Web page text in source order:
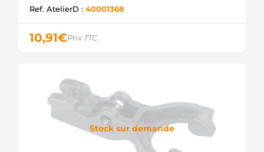
Ref. AtelierD : 40001368
10,91€Prix TTC
Stock sur demande